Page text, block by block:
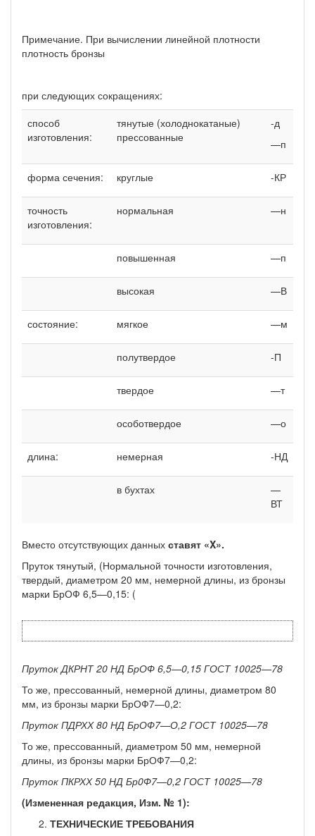
Примечание. При вычислении линейной плотности
плотность бронзы
при следующих сокращениях:
способ
изготовления:
тянутые (холоднокатаные)
прессованные
-д
—п
форма сечения: круглые -КР
точность
изготовления:
нормальная —н
повышенная —п
высокая —В
состояние: мягкое —м
полутвердое -П
твердое —т
особотвердое —о
длина: немерная -НД
в бухтах
—
ВТ
Вместо отсутствующих данных ставят «X».
Пруток тянутый, (Нормальной точности изготовления,
твердый, диаметром 20 мм, немерной длины, из бронзы
марки БрОФ 6,5—0,15: (
Пруток ДКРНТ 20 НД БрОФ 6,5—0,15 ГОСТ 10025—78
То же, прессованный, немерной длины, диаметром 80
мм, из бронзы марки БрОФ7—0,2:
Пруток ПДРХХ 80 НД БрОФ7—О,2 ГОСТ 10025—78
То же, прессованный, диаметром 50 мм, немерной
длины, из бронзы марки БрОФ7—0,2:
Пруток ПКРХХ 50 НД Бр0Ф7—0,2 ГОСТ 10025—78
(Измененная редакция, Изм. № 1):
ТЕХНИЧЕСКИЕ ТРЕБОВАНИЯ